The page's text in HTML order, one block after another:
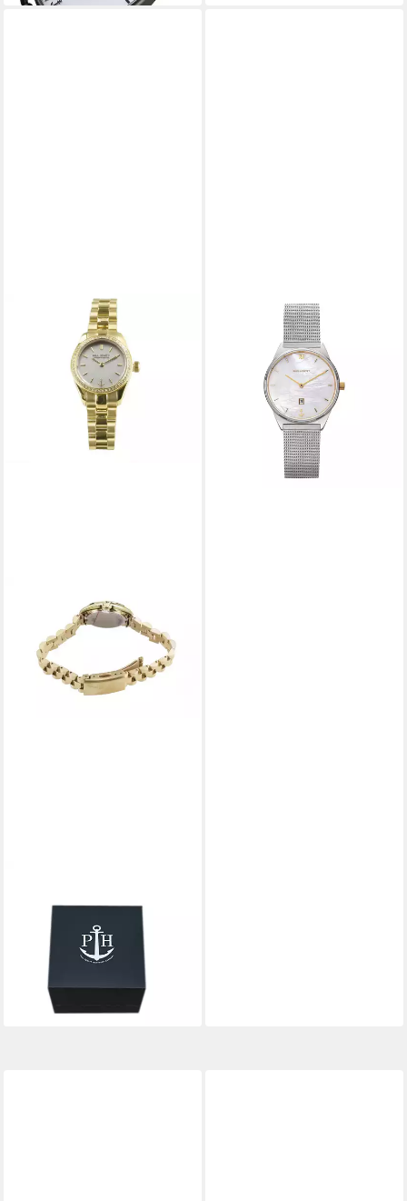
Solaruhr PH-W-01178 PETIT
SOLEIL ROUND PH-W-01178
149,00 €
UVP250,00 €
lieferbar - in 3-4 Werktagen bei dir
PAUL HEWITT
Luxusuhr Praia PH004748
Damenuhr
lieferbar - in 6-7 Werktagen bei dir